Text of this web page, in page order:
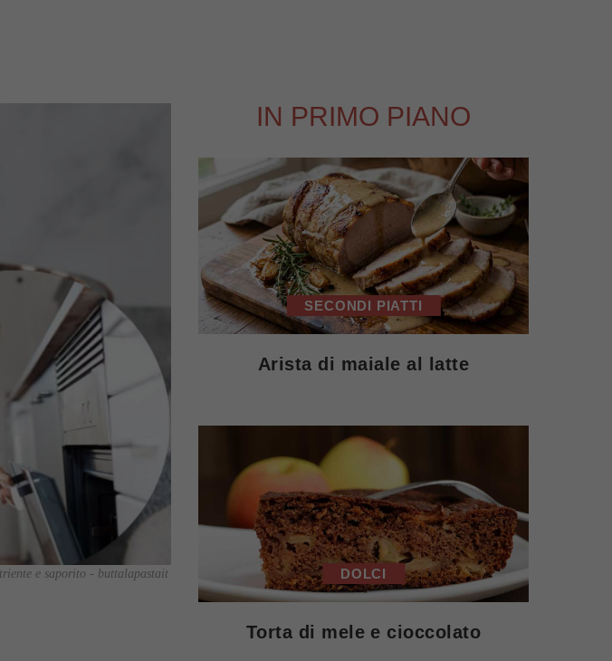
e saporito - buttalapastait
IN PRIMO PIANO
SECONDI PIATTI
Arista di maiale al latte
DOLCI
Torta di mele e cioccolato